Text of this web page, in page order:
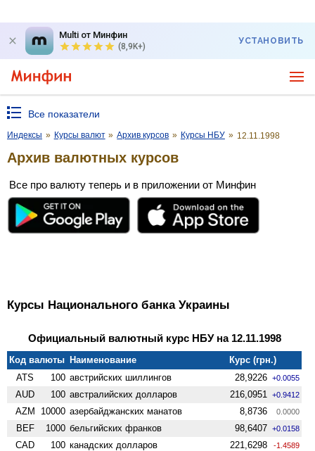
Multi от Минфин
(8,9K+)
УСТАНОВИТЬ
Все показатели
Индексы » Курсы валют » Архив курсов » Курсы НБУ » 12.11.1998
Архив валютных курсов
Все про валюту теперь и в приложении от Минфин
Курсы Национального банка Украины
Официальный валютный курс НБУ на 12.11.1998
Код валюты Наименование
Курс (грн.)
ATS
100 австрийских шиллингов 28,9226 +0.0055
AUD 100 австралийских долларов 216,0951 +0.9412
AZM 10000 азербайджанских манатов 8,8736 0.0000
BEF 1000 бельгийских франков 98,6407 +0.0158
CAD 100 канадских долларов 221,6298 -1.4589